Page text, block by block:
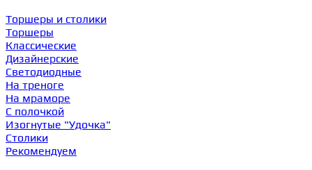
Торшеры и столики
Торшеры
Классические
Дизайнерские
Светодиодные
На треноге
На мраморе
С полочкой
Изогнутые "Удочка"
Столики
Рекомендуем